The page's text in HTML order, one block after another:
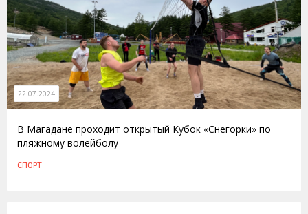
22.07.2024
В Магадане проходит открытый Кубок «Снегорки» по
пляжному волейболу
СПОРТ